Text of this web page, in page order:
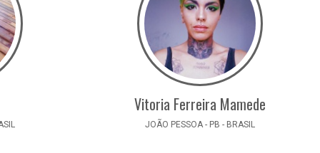
Vitoria Ferreira Mamede
JOÃO PESSOA - PB - BRASIL